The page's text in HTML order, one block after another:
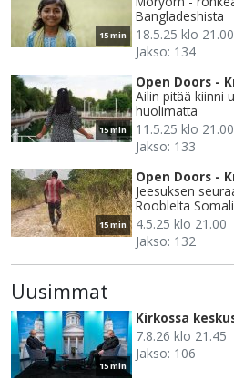
15 min
Bangladeshista
18.5.25 klo 21.00
Jakso: 134
15 min
Open Doors -
Ailin pitää kiinni
huolimatta
11.5.25 klo 21.00
Jakso: 133
15 min
Open Doors -
Jeesuksen
Rooblelta
4.5.25 klo 21.00
Jakso: 132
Uusimmat
15 min
Kirkossa
7.8.26 klo 21.45
Jakso: 106